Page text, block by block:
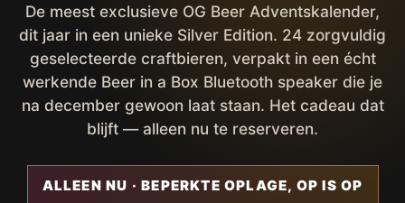
De meest exclusieve OG Beer Adventskalender,
dit jaar in een unieke Silver Edition. 24 zorgvuldig
geselecteerde craftbieren, verpakt in een écht
werkende Beer in a Box Bluetooth speaker die je
na december gewoon laat staan. Het cadeau dat
blijft — alleen nu te reserveren.
ALLEEN NU · BEPERKTE OPLAGE, OP IS OP